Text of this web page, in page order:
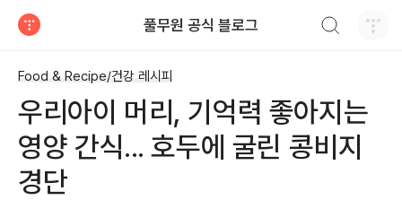
풀무원 공식 블로그
Food & Recipe/건강 레시피
우리아이 머리, 기억력 좋아지는
영양 간식... 호두에 굴린 콩비지
경단